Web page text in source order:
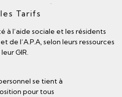
Tarifs
à l’aide sociale et les résidents
de l’A.P.A, selon leurs ressources
GIR.
se tient à
pour tous